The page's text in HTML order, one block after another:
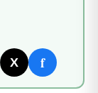
X f